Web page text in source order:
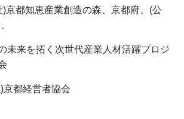
京都知恵産業創造の森、京都府、(公
拓く次世代産業人材活躍プロジ
都経営者協会